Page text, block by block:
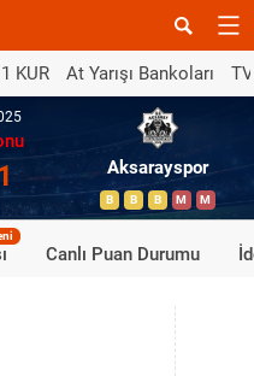
KUR At Yarışı Bankoları
Aksarayspor
B B B M M
Canlı Puan Durumu